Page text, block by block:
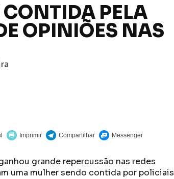
PELA
OPINIÕES NAS
grande repercussão nas redes
uma mulher sendo contida por policiais